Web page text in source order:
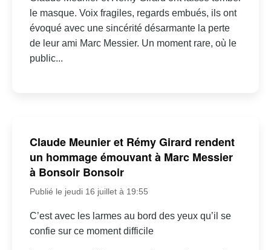
le masque. Voix fragiles, regards embués, ils ont
évoqué avec une sincérité désarmante la perte
de leur ami Marc Messier. Un moment rare, où le
public...
Claude Meunier et Rémy Girard rendent
un hommage émouvant à Marc Messier
à Bonsoir Bonsoir
Publié le jeudi 16 juillet à 19:55
C’est avec les larmes au bord des yeux qu’il se
confie sur ce moment difficile